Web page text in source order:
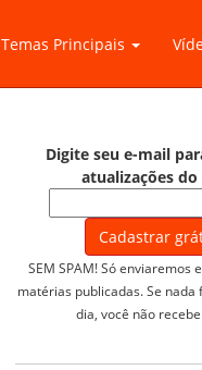
Temas Principais
Digite seu e-mail
atualizações do
SEM SPAM! Só enviaremos
matérias publicadas. Se nada
dia, você não